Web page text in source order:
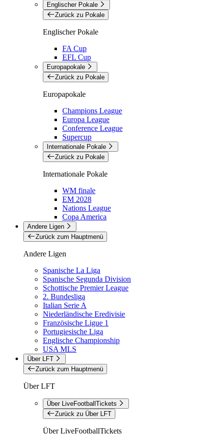
Englischer Pokale
Zurück zu Pokale
Englischer Pokale
FA Cup
EFL Cup
Europapokale
Zurück zu Pokale
Europapokale
Champions League
Europa League
Conference League
Supercup
Internationale Pokale
Zurück zu Pokale
Internationale Pokale
WM finale
EM 2028
Nations League
Copa America
Andere Ligen
Zurück zum Hauptmenü
Andere Ligen
Spanische La Liga
Spanische Segunda Division
Schottische Premier League
2. Bundesliga
Italian Serie A
Niederländische Eredivisie
Französische Ligue 1
Portugiesische Liga
Englische Championship
USA MLS
Über LFT
Zurück zum Hauptmenü
Über LFT
Über LiveFootballTickets
Zurück zu Über LFT
Über LiveFootballTickets